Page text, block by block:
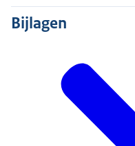
Bijlagen